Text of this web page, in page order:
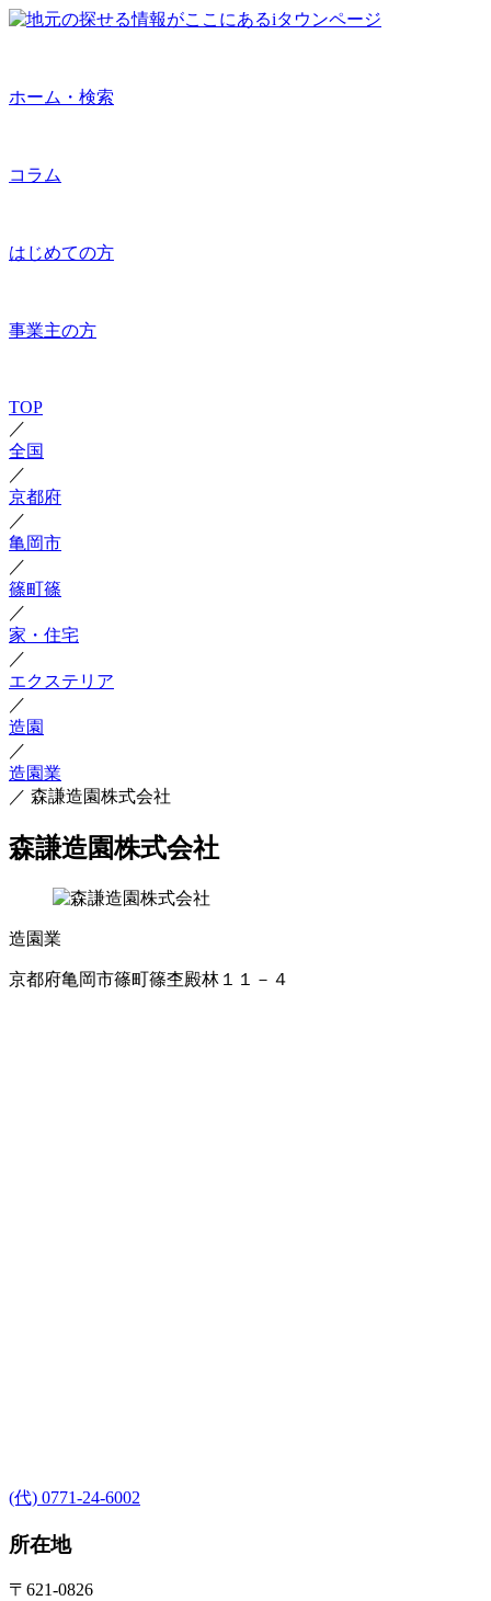
ホーム・検索
コラム
はじめての方
事業主の方
TOP
／
全国
／
京都府
／
亀岡市
／
篠町篠
／
家・住宅
／
エクステリア
／
造園
／
造園業
／ 森謙造園株式会社
森謙造園株式会社
造園業
京都府亀岡市篠町篠杢殿林１１－４
(代) 0771-24-6002
所在地
〒621-0826